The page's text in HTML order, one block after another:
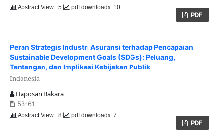
PDF
Abstract View : 5 pdf downloads: 10
Peran Strategis Industri Asuransi terhadap Pencapaian
Sustainable Development Goals (SDGs): Peluang,
Tantangan, dan Implikasi Kebijakan Publik
Indonesia
Haposan Bakara
53-61
PDF
Abstract View : 8 pdf downloads: 7